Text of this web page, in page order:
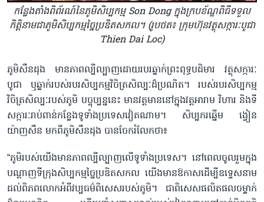
កន្លែងតាំងពិព័រណ៍នៃភូមិសិប្បកម្ម Son Dong ក្នុងក្របខ័ណ្ឌពិធីទទួល
កិត្តិនាមជាភូមិសិប្បកម្មច្នៃប្រឌិតសកល។ (រូបថត៖ ក្រុមហ៊ុនវត្ថុសក្ការៈបូជា
Thien Dai Loc)
ភូមិសឺនដុង មានភាពល្បីល្បាញដោយរបរឆ្លាក់ព្រះពុទ្ធបដិមារ វត្ថុសក្ការៈ
បូជា ឬឆ្លាក់របស់របរសិប្បកម្មវិចិត្រសិល្បៈដ៏ប្រណិត។ របស់របរសិប្បកម្ម
វិចិត្រសិល្បៈរបស់ភូមិ បច្ចុប្បន្ននេះ មានវត្តមាននៅក្នុងវត្តអារាម វិហារ និងទី
សក្ការៈរាប់ពាន់កន្លែងទូទាំងប្រទេសវៀតណាម។ សិប្បករឆ្នើម ង្វៀន
យ៉ាញសឺន មកពីភូមិសឺនដុង បានចែករំលែកថា៖
“ភូមិរបស់យើងមានភាពល្បីល្បាញលើទូទាំងប្រទេស។ នៅពេលចូលរួមក្នុង
បណ្តាញទីក្រុងសិប្បកម្មច្នៃប្រឌិតសកល យើងមានឱកាសដើម្បីឧទ្ទេសនាម
ដល់ពិភពលោកអំពីវប្បធម៌ពិសេសរបស់ភូមិ។ ជាពិសេសផលិតផលចម្លាក់